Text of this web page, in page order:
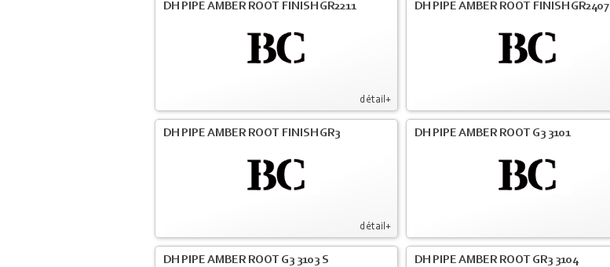
détail+
DH PIPE AMBER ROOT FINISH GR2211 DH PIPE AMBER ROOT FINISH GR2407
détail+
DH PIPE AMBER ROOT FINISH GR3 DH PIPE AMBER ROOT G3 3101
DH PIPE AMBER ROOT G3 3103 S DH PIPE AMBER ROOT GR3 3104